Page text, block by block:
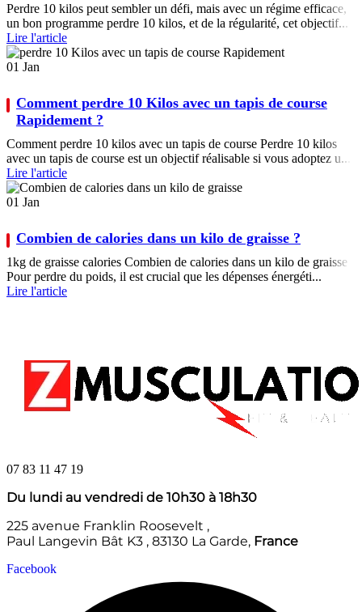
Perdre 10 kilos peut sembler un défi, mais avec un régime efficace,
un bon programme perdre 10 kilos, et de la régularité, cet objectif...
Lire l'article
01 Jan
Comment perdre 10 Kilos avec un tapis de course
Rapidement ?
Comment perdre 10 kilos avec un tapis de course Perdre 10 kilos
avec un tapis de course est un objectif réalisable si vous adoptez u...
Lire l'article
01 Jan
Combien de calories dans un kilo de graisse ?
1kg de graisse calories Combien de calories dans un kilo de graisse :
Pour perdre du poids, il est crucial que les dépenses énergéti...
Lire l'article
07 83 11 47 19
Du lundi au vendredi de 10h30 à 18h30
225 avenue Franklin Roosevelt ,
Paul Langevin Bât K3 , 83130 La Garde, France
Facebook